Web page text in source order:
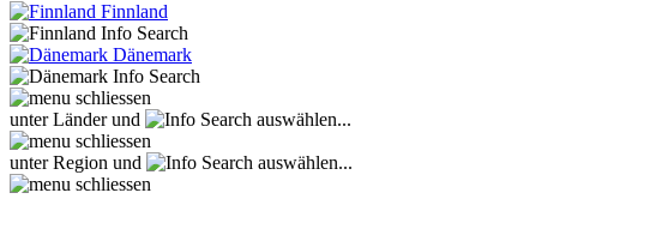
Finnland
Dänemark
unter Länder und auswählen...
unter Region und auswählen...